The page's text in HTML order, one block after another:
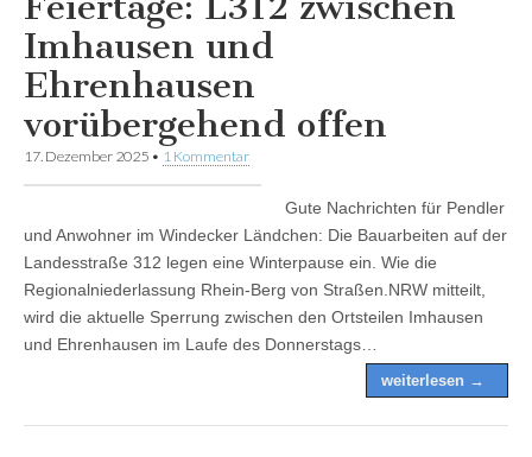
Imhausen und
Ehrenhausen
vorübergehend offen
17. Dezember 2025 • 1 Kommentar
Gute Nachrichten für Pendler
und Anwohner im Windecker Ländchen: Die Bauarbeiten auf der
Landesstraße 312 legen eine Winterpause ein. Wie die
Regionalniederlassung Rhein-Berg von Straßen.NRW mitteilt,
wird die aktuelle Sperrung zwischen den Ortsteilen Imhausen
und Ehrenhausen im Laufe des Donnerstags…
weiterlesen →